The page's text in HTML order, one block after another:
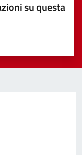
su questa